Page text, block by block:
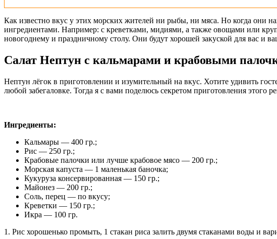
Как известно вкус у этих морских жителей ни рыбы, ни мяса. Но когда они
ингредиентами. Например: с креветками, мидиями, а также овощами или
новогоднему и праздничному столу. Они будут хорошей закуской для вас и
Салат Нептун с кальмарами и крабовыми
Нептун лёгок в приготовлении и изумительный на вкус. Хотите удивить
любой забегаловке. Тогда я с вами поделюсь секретом приготовления этого
Ингредиенты:
Кальмары — 400 гр.;
Рис — 250 гр.;
Крабовые палочки или лучше крабовое мясо — 200 гр.;
Морская капуста — 1 маленькая баночка;
Кукуруза консервированная — 150 гр.;
Майонез — 200 гр.;
Соль, перец — по вкусу;
Креветки — 150 гр.;
Икра — 100 гр.
1. Рис хорошенько промыть, 1 стакан риса залить двумя стаканами воды и